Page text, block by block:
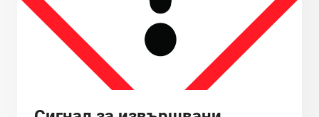
РИОСВ
СОФИЯ
СРЕЩУ
НА